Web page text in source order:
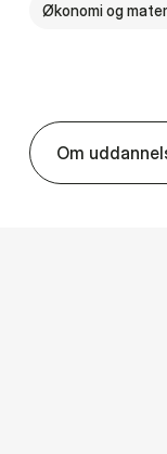
Økonomi og
Om